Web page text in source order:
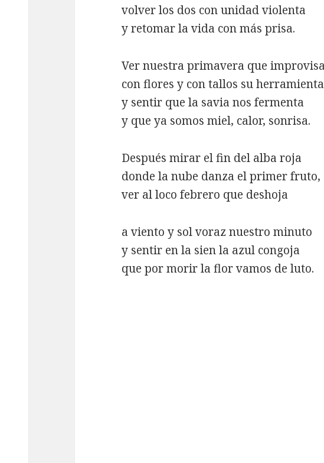
volver los dos con unidad violenta
y retomar la vida con más prisa.
Ver nuestra primavera que improvisa
con flores y con tallos su herramienta
y sentir que la savia nos fermenta
y que ya somos miel, calor, sonrisa.
Después mirar el fin del alba roja
donde la nube danza el primer fruto,
ver al loco febrero que deshoja
a viento y sol voraz nuestro minuto
y sentir en la sien la azul congoja
que por morir la flor vamos de luto.